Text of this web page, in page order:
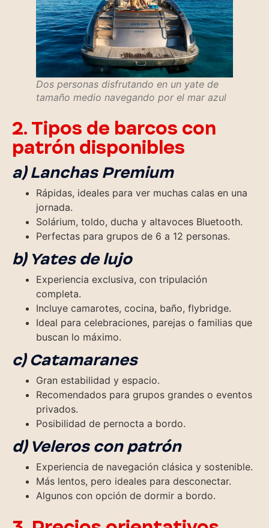
Dos personas disfrutando en un yate de
tamaño medio navegando por el mar azul
2. Tipos de barcos con
patrón disponibles
a) Lanchas Premium
Rápidas, ideales para ver muchas calas en una
jornada.
Solárium, toldo, ducha y altavoces Bluetooth.
Perfectas para grupos de 6 a 12 personas.
b) Yates de lujo
Experiencia exclusiva, con tripulación
completa.
Incluye camarotes, cocina, baño, flybridge.
Ideal para celebraciones, parejas o familias que
buscan lo máximo.
c) Catamaranes
Gran estabilidad y espacio.
Recomendados para grupos grandes o eventos
privados.
Posibilidad de pernocta a bordo.
d) Veleros con patrón
Experiencia de navegación clásica y sostenible.
Más lentos, pero ideales para desconectar.
Algunos con opción de dormir a bordo.